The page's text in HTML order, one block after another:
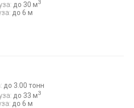
до 30 м3
до 6 м
до 3.00 тонн
до 33 м3
до 6 м